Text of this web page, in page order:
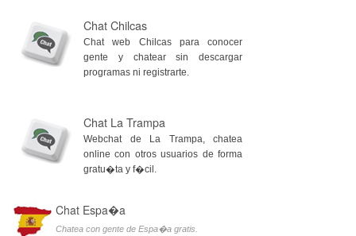
Chat Chilcas
Chat web Chilcas para conocer
gente y chatear sin descargar
programas ni registrarte.
Chat La Trampa
Webchat de La Trampa, chatea
online con otros usuarios de forma
gratu�ta y f�cil.
Chat Espa�a
Chatea con gente de Espa�a gratis.